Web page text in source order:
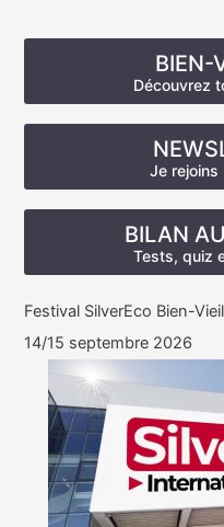
BIEN-
Découvrez
Je rejoins
BILAN
Tests, quiz
Festival SilverEco Bien-
14/15 septembre 2026